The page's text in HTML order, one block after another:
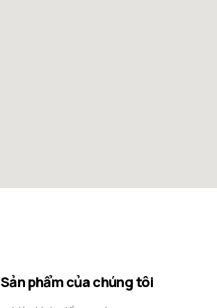
Sản phẩm của chúng tôi